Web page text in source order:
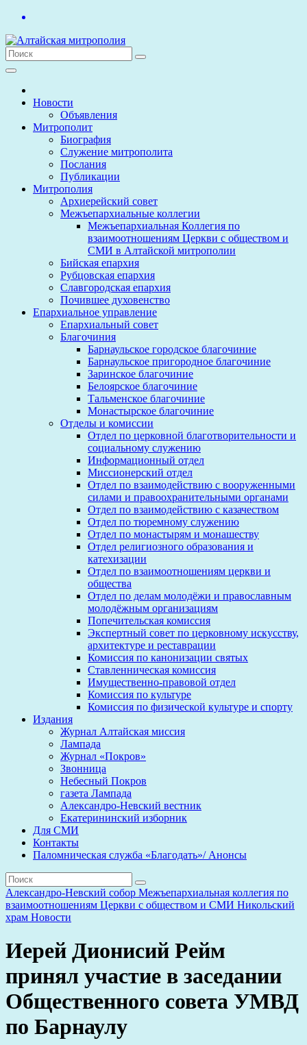
Перейти
содержимому
Новости
Объявления
Митрополит
Биография
Служение митрополита
Послания
Публикации
Митрополия
Архиерейский совет
Межъепархиальные коллегии
Межъепархиальная Коллегия по
взаимоотношениям Церкви с обществом и
СМИ в Алтайской митрополии
Бийская епархия
Рубцовская епархия
Славгородская епархия
Почившее духовенство
Епархиальное управление
Епархиальный совет
Благочиния
Барнаульское городское благочиние
Барнаульское пригородное благочиние
Заринское благочиние
Белоярское благочиние
Тальменское благочиние
Монастырское благочиние
Отделы и комиссии
Отдел по церковной благотворительности и
социальному служению
Информационный отдел
Миссионерский отдел
Отдел по взаимодействию с вооруженными
силами и правоохранительными органами
Отдел по взаимодействию с казачеством
Отдел по тюремному служению
Отдел по монастырям и монашеству
Отдел религиозного образования и
катехизации
Отдел по взаимоотношениям церкви и
общества
Отдел по делам молодёжи и православным
молодёжным организациям
Попечительская комиссия
Экспертный совет по церковному искусству,
архитектуре и реставрации
Комиссия по канонизации святых
Ставленническая комиссия
Имущественно-правовой отдел
Комиссия по культуре
Комиссия по физической культуре и спорту
Издания
Журнал Алтайская миссия
Лампада
Журнал «Покров»
Звонница
Небесный Покров
газета Лампада
Александро-Невский вестник
Екатерининский изборник
Для СМИ
Контакты
Паломническая служба «Благодать»/ Анонсы
Александро-Невский собор Межъепархиальная коллегия по
взаимоотношениям Церкви с обществом и СМИ Никольский
храм Новости
Иерей Дионисий Рейм
принял участие в заседании
Общественного совета УМВД
по Барнаулу